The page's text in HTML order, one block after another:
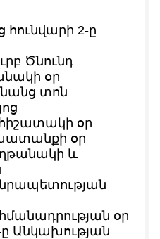
հունվարի 2-ը
Ծնունդ
օր
տոն
օր
օր
և
օր
Անկախության